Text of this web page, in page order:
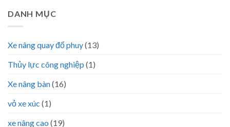
DANH MỤC
Xe nâng quay đổ phuy(13)
Thủy lực công nghiệp (1)
Xe nâng bàn(16)
vỏ xe xúc (1)
xe nâng cao (19)